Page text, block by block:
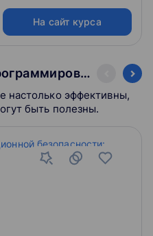
На сайт курса
Бесплатные курсы: Программирование
настолько эффективны,
быть полезны.